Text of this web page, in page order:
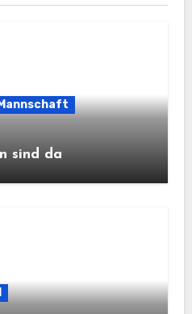
sind da